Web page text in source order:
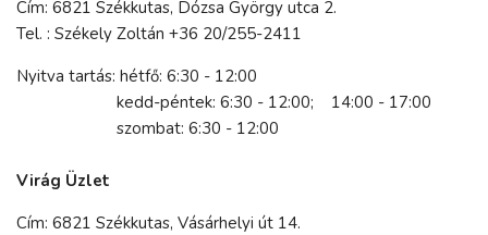
Cím: 6821 Székkutas, Dózsa György utca 2.
Tel. : Székely Zoltán +36 20/255-2411
Nyitva tartás: hétfő: 6:30 - 12:00
kedd-péntek: 6:30 - 12:00; 14:00 - 17:00
szombat: 6:30 - 12:00
Virág Üzlet
Cím: 6821 Székkutas, Vásárhelyi út 14.